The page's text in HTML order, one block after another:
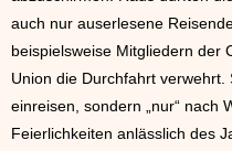
auch nur auserlesene
beispielsweise Mitgliedern der
Union die Durchfahrt verwehrt.
einreisen, sondern „nur“ nach
Feierlichkeiten anlässlich des